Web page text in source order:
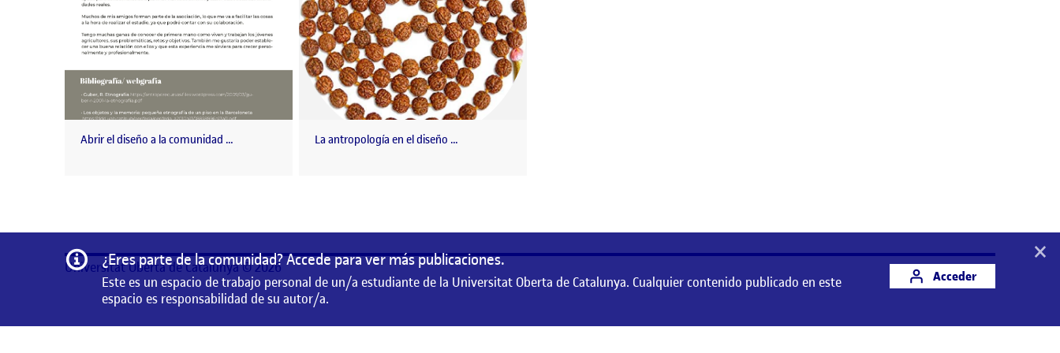
Abrir el diseño a la comunidad … La antropología en el diseño …
Información
¿Eres parte de la comunidad? Accede para ver más publicaciones.
Este es un espacio de trabajo personal de un/a estudiante de la Universitat Oberta de Catalunya. Cualquier contenido publicado en este
espacio es responsabilidad de su autor/a.
Acceder
×
Universitat Oberta de Catalunya © 2026